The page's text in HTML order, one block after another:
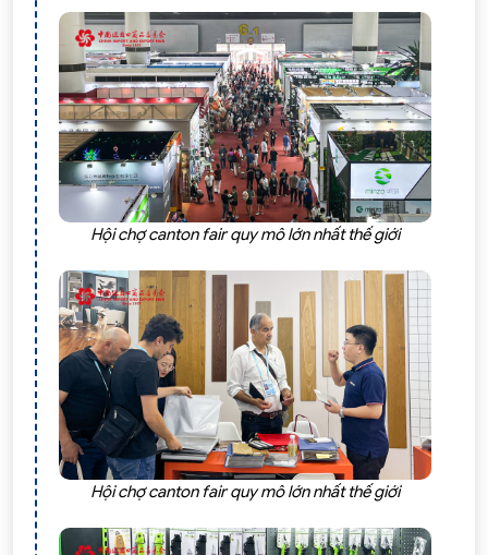
Hội chợ canton fair quy mô lớn nhất thế giới
Hội chợ canton fair quy mô lớn nhất thế giới